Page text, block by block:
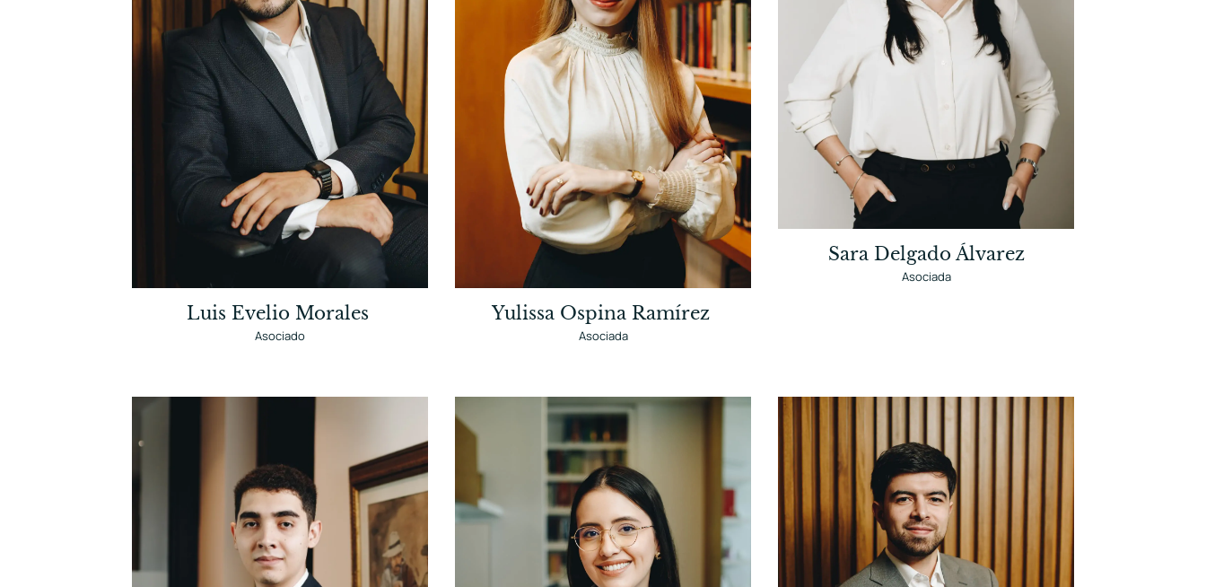
Luis Evelio Morales
Asociado
Yulissa Ospina Ramírez
Asociada
Sara Delgado Álvarez
Asociada